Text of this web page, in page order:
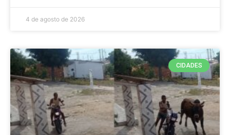
4 de agosto de 2026
CIDADES